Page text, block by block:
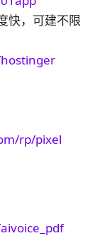
快，可建不限
rp/pixel